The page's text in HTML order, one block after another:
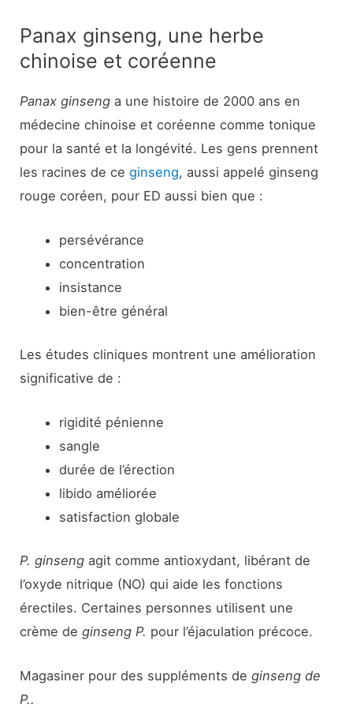
Panax ginseng, une herbe
chinoise et coréenne
Panax ginseng a une histoire de 2000 ans en
médecine chinoise et coréenne comme tonique
pour la santé et la longévité. Les gens prennent
les racines de ceginseng, aussi appelé ginseng
rouge coréen, pour ED aussi bien que :
persévérance
concentration
insistance
bien-être général
Les études cliniques montrent une amélioration
significative de :
rigidité pénienne
sangle
durée de l’érection
libido améliorée
satisfaction globale
P. ginseng agit comme antioxydant, libérant de
l’oxyde nitrique (NO) qui aide les fonctions
érectiles. Certaines personnes utilisent une
crème deginseng P. pour l’éjaculation précoce.
Magasiner pour des suppléments deginseng de
P..